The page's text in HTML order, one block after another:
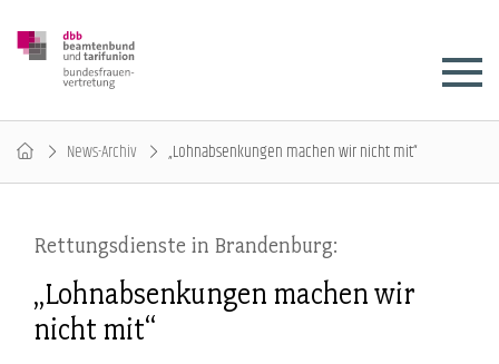
News-Archiv „Lohnabsenkungen machen wir nicht mit“
Rettungsdienste in Brandenburg:
„Lohnabsenkungen machen wir
nicht mit“